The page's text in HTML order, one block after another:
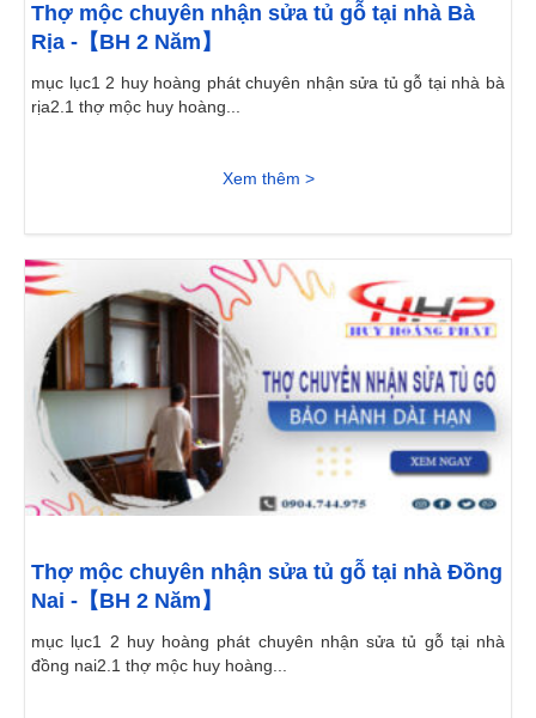
Thợ mộc chuyên nhận sửa tủ gỗ tại nhà Bà
Rịa -【BH 2 Năm】
mục lục1 2 huy hoàng phát chuyên nhận sửa tủ gỗ tại nhà bà
rịa2.1 thợ mộc huy hoàng...
Xem thêm >
Thợ mộc chuyên nhận sửa tủ gỗ tại nhà Đồng
Nai -【BH 2 Năm】
mục lục1 2 huy hoàng phát chuyên nhận sửa tủ gỗ tại nhà
đồng nai2.1 thợ mộc huy hoàng...